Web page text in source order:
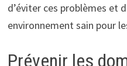
d’éviter ces problèmes et
environnement sain pour
Prévenir les